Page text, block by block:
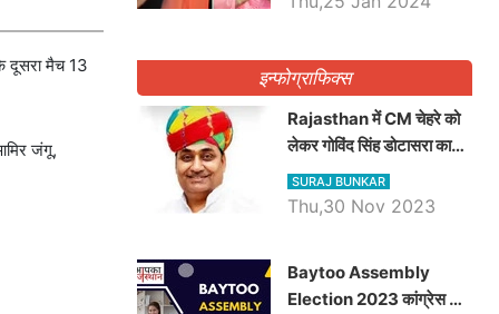
दूसरा मैच 13
जंगू,
इन्फोग्राफिक्स
Rajasthan में CM चेहरे को
लेकर गोविंद सिंह डोटासरा का
बड़ा बयान आया सामने, जानें
विचार
SURAJ BUNKAR
Thu,30 Nov 2023
Baytoo Assembly
Election 2023 कांग्रेस से